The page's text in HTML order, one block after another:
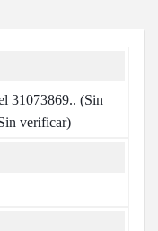
31073869.. (Sin
verificar)